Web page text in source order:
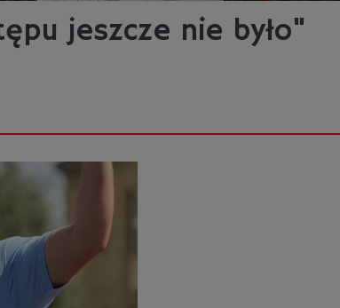
jeszcze nie było"